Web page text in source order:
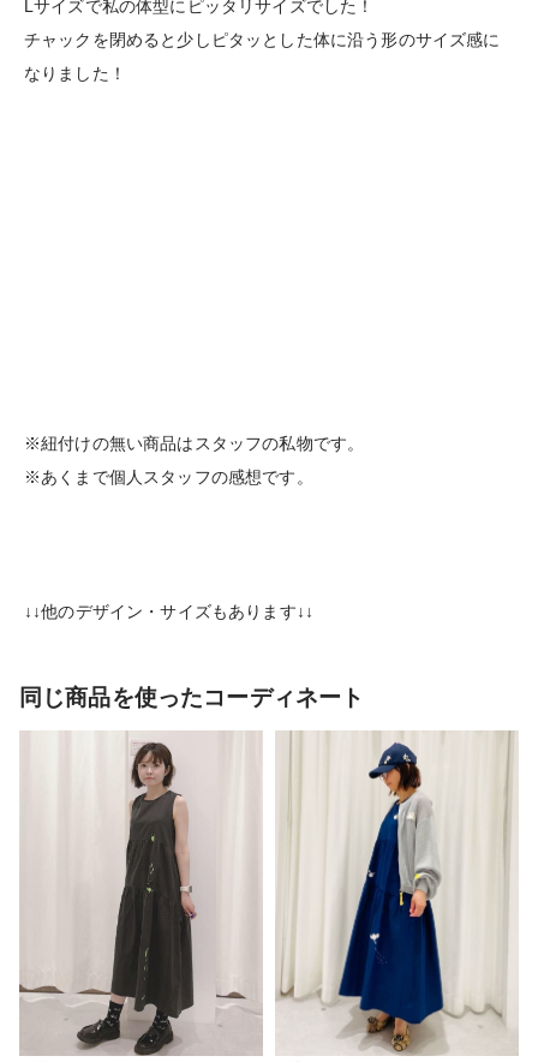
Lサイズで私の体型にピッタリサイズでした！
チャックを閉めると少しピタッとした体に沿う形のサイズ感に
なりました！
※紐付けの無い商品はスタッフの私物です。
※あくまで個人スタッフの感想です。
↓↓他のデザイン・サイズもあります↓↓
同じ商品を使ったコーディネート